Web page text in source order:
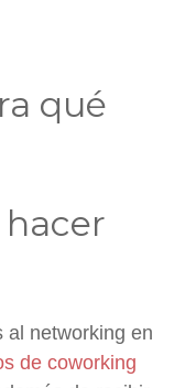
qué
al networking en
de coworking